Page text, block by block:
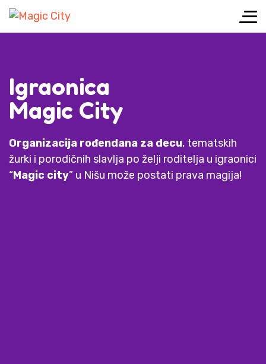
Igraonica
Magic City
Organizacija rođendana za decu, tematskih
žurki i porodičnih slavlja po želji roditelja u igraonici
“Magic city” u Nišu može postati prava magija!